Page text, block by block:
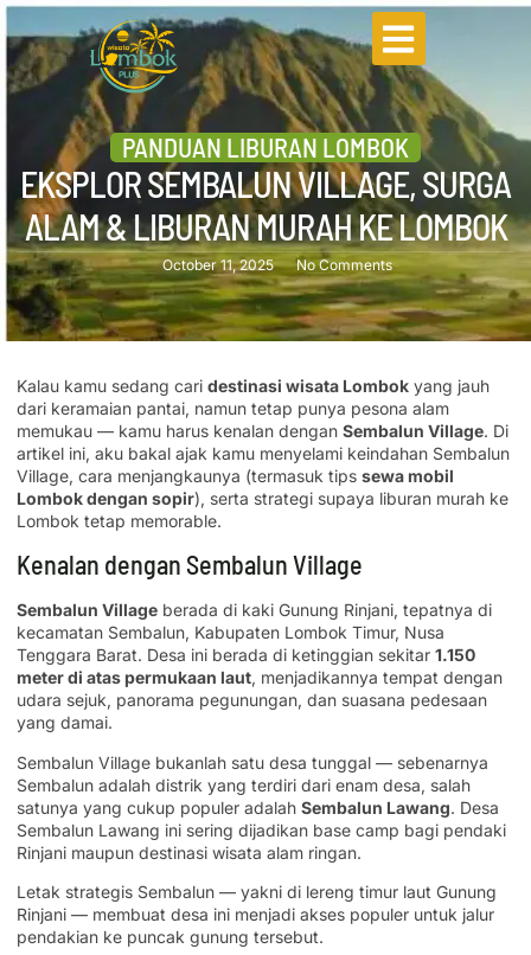
PANDUAN LIBURAN LOMBOK
EKSPLOR SEMBALUN VILLAGE, SURGA
ALAM & LIBURAN MURAH KE LOMBOK
October 11, 2025 No Comments
Kalau kamu sedang cari destinasi wisata Lombok yang jauh
dari keramaian pantai, namun tetap punya pesona alam
memukau — kamu harus kenalan dengan Sembalun Village. Di
artikel ini, aku bakal ajak kamu menyelami keindahan Sembalun
Village, cara menjangkaunya (termasuk tips sewa mobil
Lombok dengan sopir), serta strategi supaya liburan murah ke
Lombok tetap memorable.
Kenalan dengan Sembalun Village
Sembalun Village berada di kaki Gunung Rinjani, tepatnya di
kecamatan Sembalun, Kabupaten Lombok Timur, Nusa
Tenggara Barat. Desa ini berada di ketinggian sekitar 1.150
meter di atas permukaan laut, menjadikannya tempat dengan
udara sejuk, panorama pegunungan, dan suasana pedesaan
yang damai.
Sembalun Village bukanlah satu desa tunggal — sebenarnya
Sembalun adalah distrik yang terdiri dari enam desa, salah
satunya yang cukup populer adalah Sembalun Lawang. Desa
Sembalun Lawang ini sering dijadikan base camp bagi pendaki
Rinjani maupun destinasi wisata alam ringan.
Letak strategis Sembalun — yakni di lereng timur laut Gunung
Rinjani — membuat desa ini menjadi akses populer untuk jalur
pendakian ke puncak gunung tersebut.